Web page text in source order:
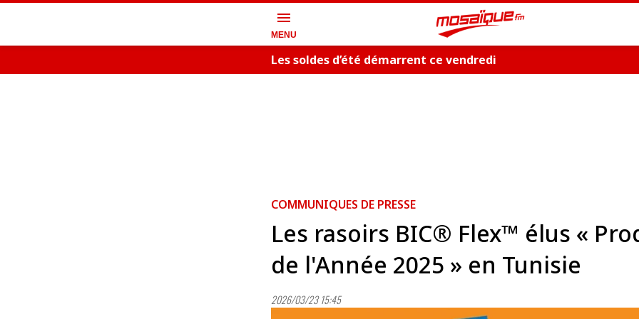
menu
MENU
Les soldes d’été démarrent ce vendredi
COMMUNIQUES DE PRESSE
Les rasoirs BIC® Flex™ élus «
de l'Année 2025 » en Tunisie
2026/03/23 15:45